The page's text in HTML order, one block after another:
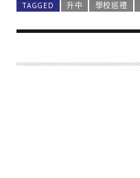
TAGGED 升中 學校巡禮